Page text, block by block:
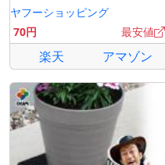
ヤフーショッピング
70円
最安値
楽天 アマゾン